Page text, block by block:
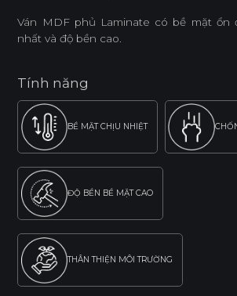
Ván MDF phủ Laminate có bề mặt ổn
nhất và độ bền cao.
Tính năng
BỀ MẶT CHỊU NHIỆT
ĐỘ BỀN BỀ MẶT CAO
THÂN THIỆN MÔI TRƯỜNG